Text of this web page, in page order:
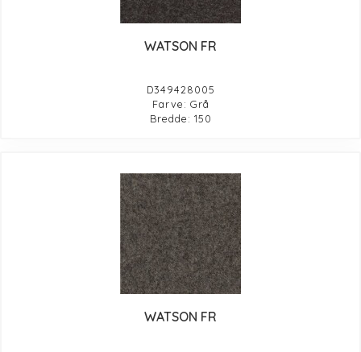
WATSON FR
D349428005
Farve: Grå
Bredde: 150
WATSON FR